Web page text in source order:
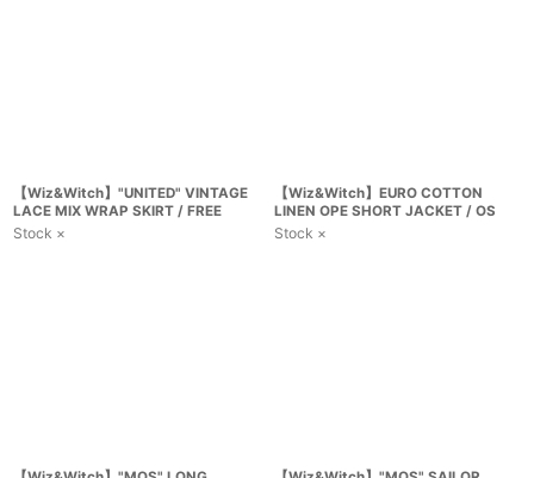
【Wiz&Witch】"UNITED" VINTAGE
LACE MIX WRAP SKIRT / FREE
Stock ×
【Wiz&Witch】EURO COTTON
LINEN OPE SHORT JACKET / OS
Stock ×